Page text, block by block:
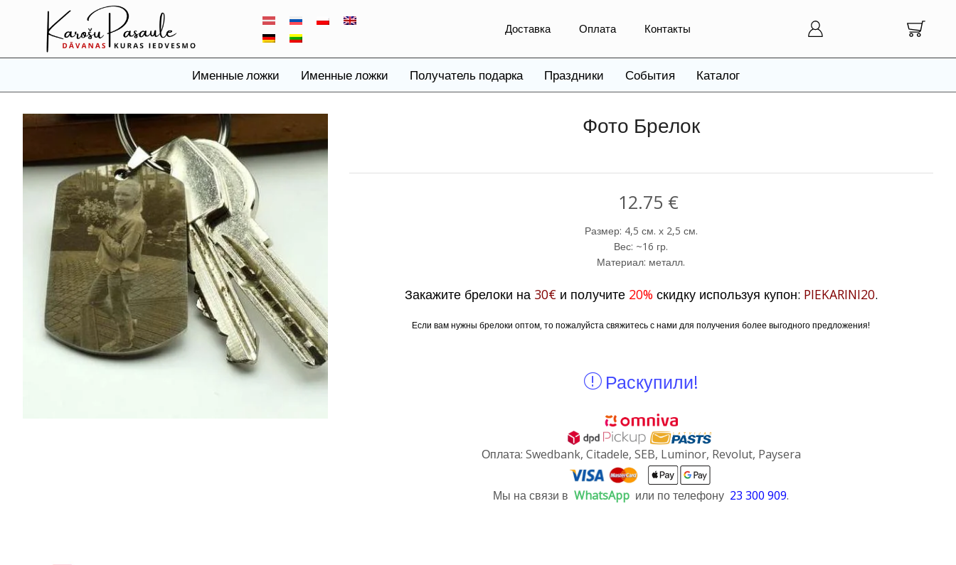
Доставка Оплата Контакты
Именные ложки Именные ложки Получатель подарка Праздники События Каталог
Фото Брелок
12.75 €
Размер: 4,5 см. х 2,5 см.
Вес: ~16 гр.
Материал: металл.
Закажите брелоки на 30€ и получите 20% скидку используя купон: PIEKARINI20.
Если вам нужны брелоки оптом, то пожалуйста свяжитесь с нами для получения более выгодного предложения!
Раскупили!
Оплата: Swedbank, Citadele, SEB, Luminor, Revolut, Paysera
Мы на связи вWhatsApp или по телефону 23 300 909.